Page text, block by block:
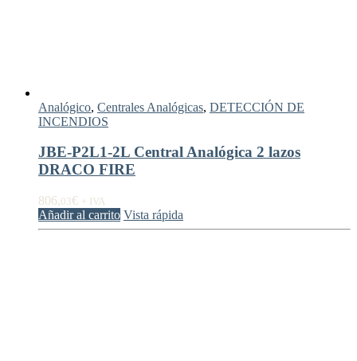
Analógico, Centrales Analógicas, DETECCIÓN DE
INCENDIOS
JBE-P2L1-2L Central Analógica 2 lazos
DRACO FIRE
806,03€ + IVA
Añadir al carrito Vista rápida